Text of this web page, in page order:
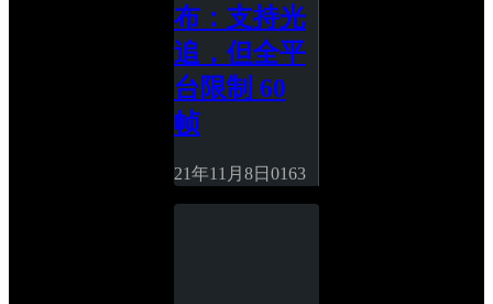
布：支持光
追，但全平
台限制 60
帧
21年11月8日 0163